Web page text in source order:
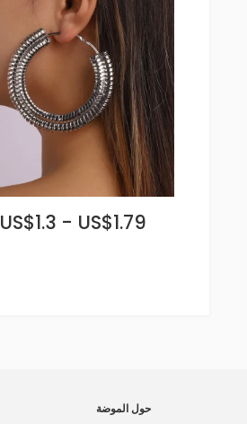
US$1.3 - US$1.79
حول الموضة